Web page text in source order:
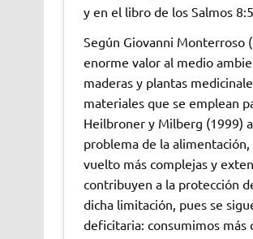
y en el libro de los Salmos
Según Giovanni Monterroso
enorme valor al medio
maderas y plantas
materiales que se emplean
Heilbroner y Milberg (1999)
problema de la
vuelto más complejas y
contribuyen a la protección
dicha limitación, pues se
deficitaria: consumimos más